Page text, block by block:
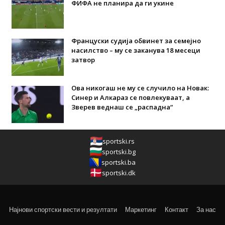
ФИФА не планира да ги укине
Француски судија обвинет за семејно
насилство – му се заканува 18 месеци
затвор
Ова никогаш не му се случило на Новак:
Синер и Алкараз се повлекуваат, а
Зверев веднаш се „распадна“
sportski.rs
sportski.bg
sportski.ba
sportski.dk
Најнови спортски вести и резултати Маркетинг Контакт За нас